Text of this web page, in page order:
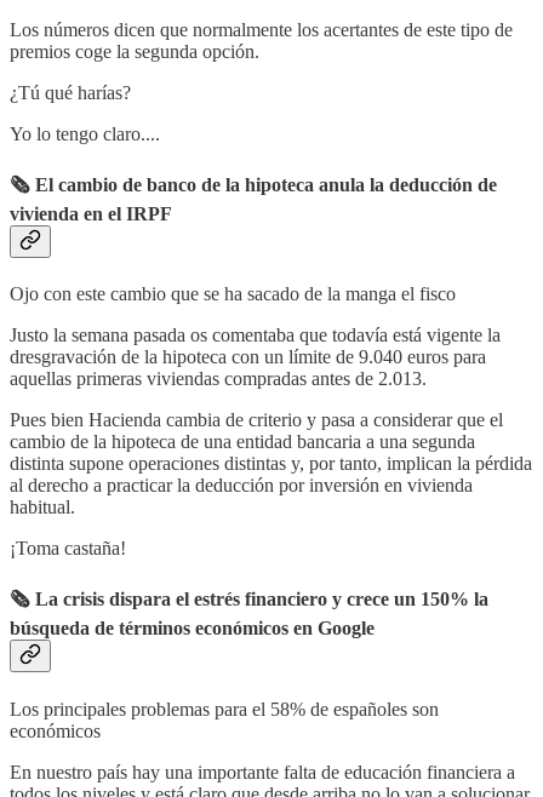
Los números dicen que normalmente los acertantes de este tipo de
premios coge la segunda opción.
¿Tú qué harías?
Yo lo tengo claro....
🗞 El cambio de banco de la hipoteca anula la deducción de
vivienda en el IRPF
Ojo con este cambio que se ha sacado de la manga el fisco
Justo la semana pasada os comentaba que todavía está vigente la
dresgravación de la hipoteca con un límite de 9.040 euros para
aquellas primeras viviendas compradas antes de 2.013.
Pues bien Hacienda cambia de criterio y pasa a considerar que el
cambio de la hipoteca de una entidad bancaria a una segunda
distinta supone operaciones distintas y, por tanto, implican la pérdida
al derecho a practicar la deducción por inversión en vivienda
habitual.
¡Toma castaña!
🗞 La crisis dispara el estrés financiero y crece un 150% la
búsqueda de términos económicos en Google
Los principales problemas para el 58% de españoles son
económicos
En nuestro país hay una importante falta de educación financiera a